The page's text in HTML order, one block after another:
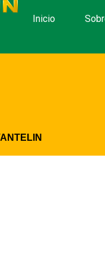
Inicio